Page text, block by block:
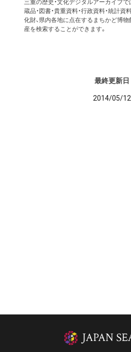
三重の歴史・文化デジタルアーカイブ
蔵品・図書・貴重資料・行政資料・統計資
化財、県内各地に点在するまちかど博
産を検索することができます。
最終更新日
2014/05/12